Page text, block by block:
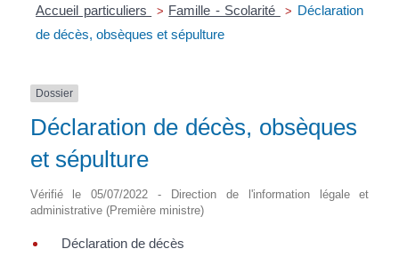
Accueil particuliers > Famille - Scolarité > Déclaration
de décès, obsèques et sépulture
Dossier
Déclaration de décès, obsèques
et sépulture
Vérifié le 05/07/2022 - Direction de l'information légale et
administrative (Première ministre)
Déclaration de décès